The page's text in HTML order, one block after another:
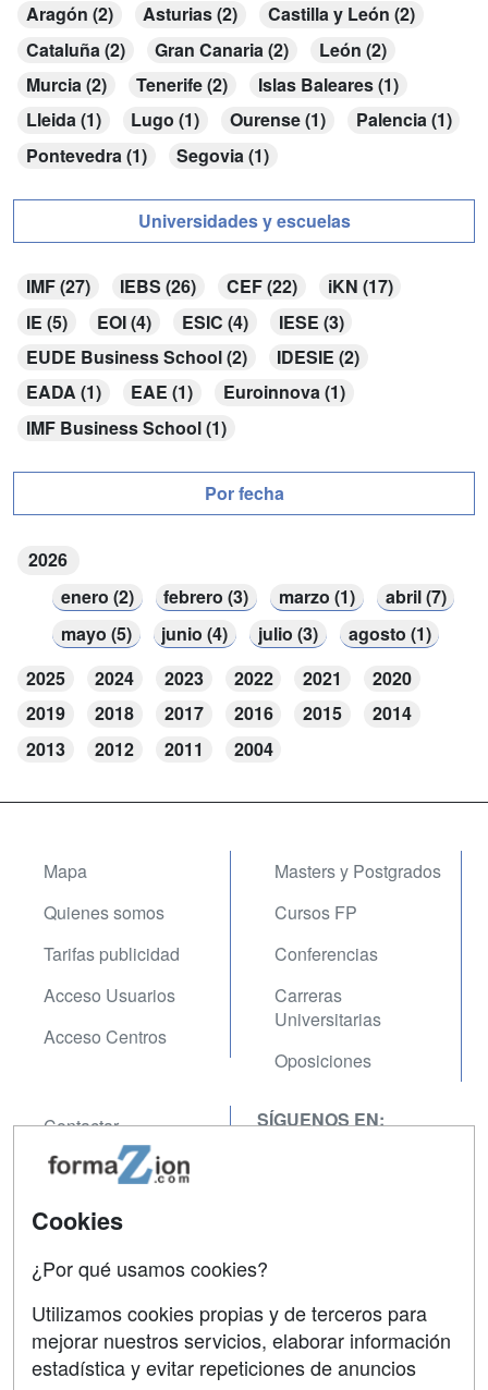
Aragón (2)
Asturias (2)
Castilla y León (2)
Cataluña (2)
Gran Canaria (2)
León (2)
Murcia (2)
Tenerife (2)
Islas Baleares (1)
Lleida (1)
Lugo (1) Ourense (1)
Palencia (1)
Pontevedra (1)
Segovia (1)
Universidades y escuelas
IMF (27) IEBS (26) CEF (22)
iKN (17)
IE (5)
EOI (4) ESIC (4)
IESE (3)
EUDE Business School (2)
IDESIE (2)
EADA (1)
EAE (1)
Euroinnova (1)
IMF Business School (1)
Por fecha
2026
enero (2)
febrero (3) marzo (1)
abril (7)
mayo (5)
junio (4) julio (3)
agosto (1)
2025
2024 2023 2022 2021
2020
2019
2018 2017 2016 2015
2014
2013
2012 2011 2004
Mapa
Quienes somos
Tarifas publicidad
Acceso Usuarios
Acceso Centros
Masters y Postgrados
Cursos FP
Conferencias
Carreras
Universitarias
Oposiciones
Contactar
Confidencialidad
Aviso legal
SÍGUENOS EN:
Grupo formazion:
Cookies
¿Por qué usamos cookies?
Utilizamos cookies propias y de terceros para
mejorar nuestros servicios, elaborar información
estadística y evitar repeticiones de anuncios